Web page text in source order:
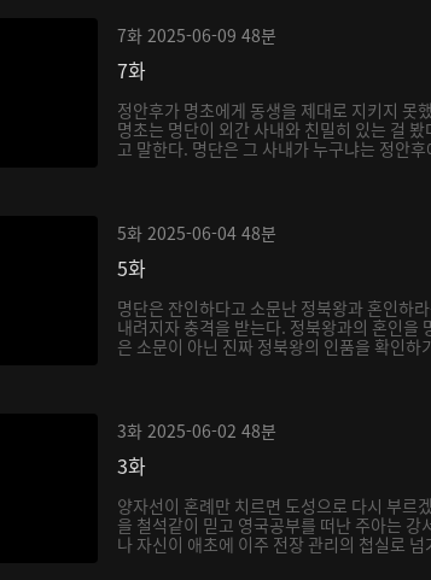
7화 2025-06-09 48분
7화
정안후가 명초에게 동생을 제대로 지키지 못
명초는 명단이 외간 사내와 친밀히 있는 걸
고 말한다. 명단은 그 사내가 누구냐는 정안
5화 2025-06-04 48분
5화
명단은 잔인하다고 소문난 정북왕과 혼인하
내려지자 충격을 받는다. 정북왕과의 혼인을
은 소문이 아닌 진짜 정북왕의 인품을 확인하
3화 2025-06-02 48분
3화
양자선이 혼례만 치르면 도성으로 다시 부르
을 철석같이 믿고 영국공부를 떠난 주아는 강
나 자신이 애초에 이주 전장 관리의 첩실로